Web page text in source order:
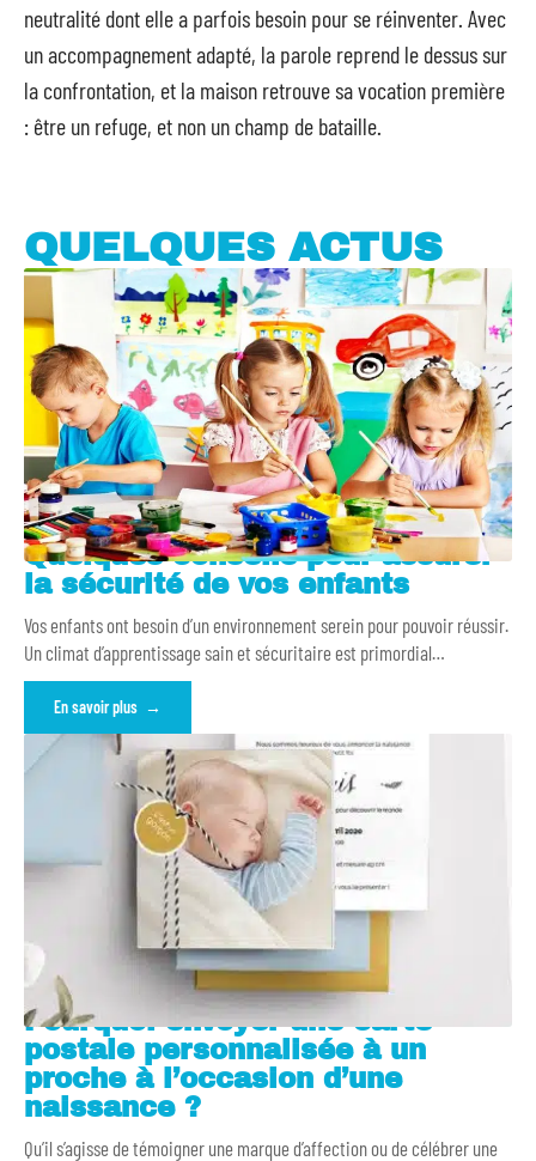
neutralité dont elle a parfois besoin pour se réinventer. Avec
un accompagnement adapté, la parole reprend le dessus sur
la confrontation, et la maison retrouve sa vocation première
: être un refuge, et non un champ de bataille.
QUELQUES ACTUS
Quelques conseils pour assurer
la sécurité de vos enfants
Vos enfants ont besoin d’un environnement serein pour pouvoir réussir.
Un climat d’apprentissage sain et sécuritaire est primordial…
En savoir plus
Pourquoi envoyer une carte
postale personnalisée à un
proche à l’occasion d’une
naissance ?
Qu’il s’agisse de témoigner une marque d’affection ou de célébrer une